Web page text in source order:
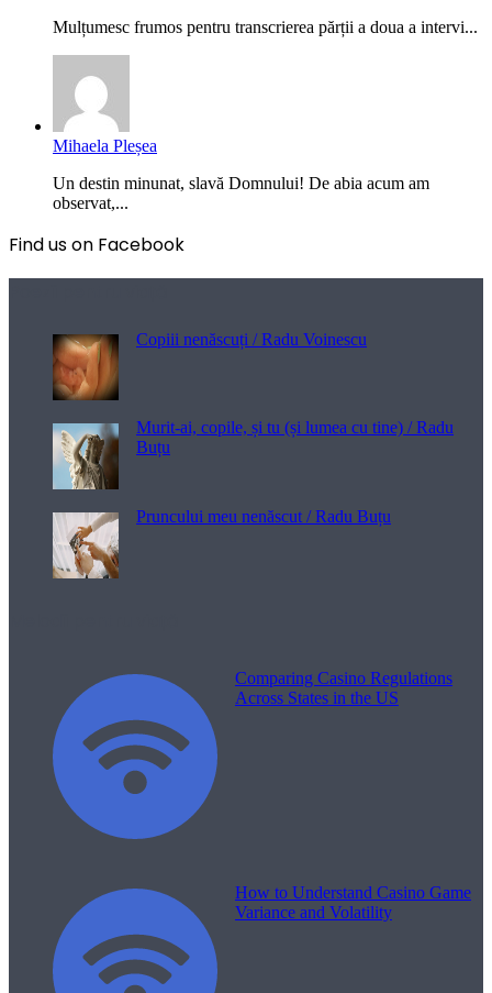
Mulțumesc frumos pentru transcrierea părții a doua a intervi...
Mihaela Pleșea
Un destin minunat, slavă Domnului! De abia acum am
observat,...
Find us on Facebook
Copiii nenăscuți / Radu Voinescu
Murit-ai, copile, și tu (și lumea cu tine) / Radu
Buțu
Pruncului meu nenăscut / Radu Buțu
Comparing Casino Regulations
Across States in the US
How to Understand Casino Game
Variance and Volatility